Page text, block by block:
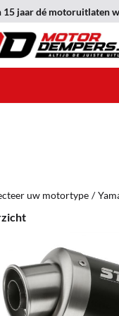
gesloten.
15 jaar dé motoruitlaten
uw motortype /